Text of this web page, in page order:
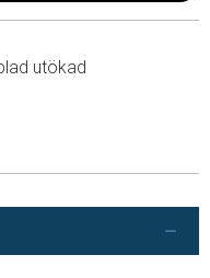
utökad